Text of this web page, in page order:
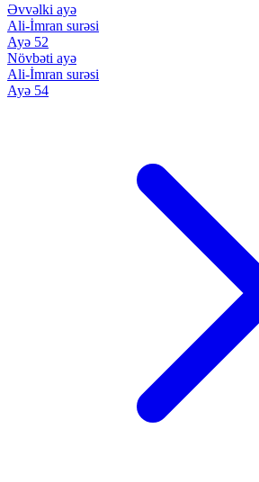
Əvvəlki ayə
Ali-İmran surəsi
Ayə 52
Növbəti ayə
Ali-İmran surəsi
Ayə 54